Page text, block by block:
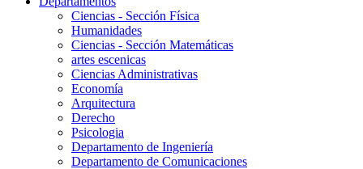
Ciencias - Sección Física
Humanidades
Ciencias - Sección Matemáticas
artes escenicas
Ciencias Administrativas
Economía
Arquitectura
Derecho
Psicologia
Departamento de Ingeniería
Departamento de Comunicaciones